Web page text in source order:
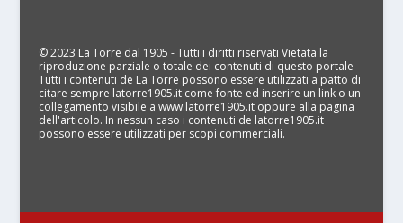
© 2023 La Torre dal 1905 - Tutti i diritti riservati Vietata la
riproduzione parziale o totale dei contenuti di questo portale
Tutti i contenuti de La Torre possono essere utilizzati a patto di
citare sempre latorre1905.it come fonte ed inserire un link o un
collegamento visibile a www.latorre1905.it oppure alla pagina
dell'articolo. In nessun caso i contenuti de latorre1905.it
possono essere utilizzati per scopi commerciali.